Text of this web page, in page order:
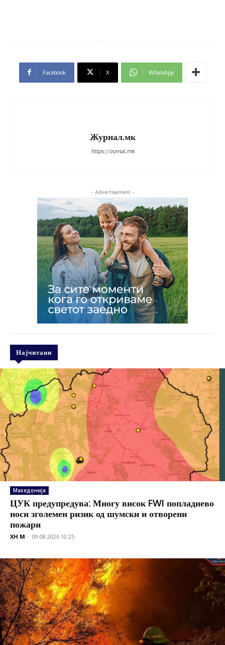
Facebook X WhatsApp
Журнал.мк
https://zurnal.mk
- Advertisement -
Најчитани
Македонија
ЦУК предупредува: Многу висок FWI попладнево
носи зголемен ризик од шумски и отворени
пожари
XH M - 09.08.2026 10:25